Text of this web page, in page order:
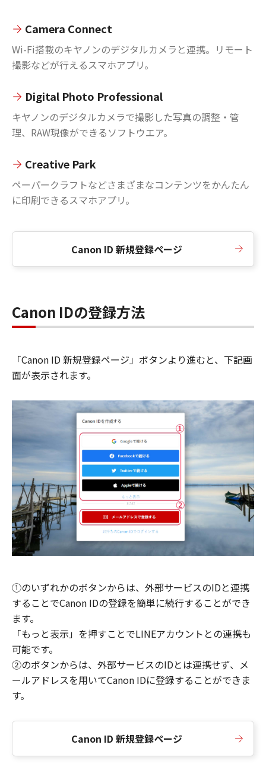
Camera Connect
Wi-Fi搭載のキヤノンのデジタルカメラと連携。リモート
撮影などが行えるスマホアプリ。
Digital Photo Professional
キヤノンのデジタルカメラで撮影した写真の調整・管
理、RAW現像ができるソフトウエア。
Creative Park
ペーパークラフトなどさまざまなコンテンツをかんたん
に印刷できるスマホアプリ。
Canon ID 新規登録ページ
Canon IDの登録方法
「Canon ID 新規登録ページ」ボタンより進むと、下記画
面が表示されます。
①のいずれかのボタンからは、外部サービスのIDと連携
することでCanon IDの登録を簡単に続行することができ
ます。
「もっと表示」を押すことでLINEアカウントとの連携も
可能です。
②のボタンからは、外部サービスのIDとは連携せず、メ
ールアドレスを用いてCanon IDに登録することができま
す。
Canon ID 新規登録ページ